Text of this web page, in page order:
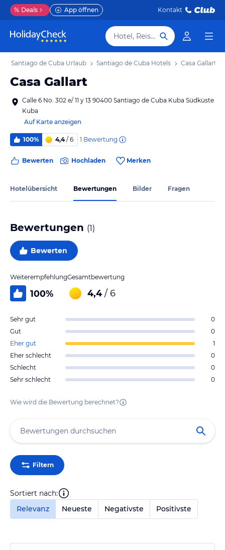
% Deals App öffnen Kontakt
Hotel, Reiseziel
Santiago de Cuba Urlaub Santiago de Cuba Hotels Casa Gallart
Casa Gallart
Calle 6 No. 302 e/ 11 y 13 90400 Santiago de Cuba Kuba Südküste
Kuba
Auf Karte anzeigen
100% 4,4/ 6 1 Bewertung
Bewerten Hochladen Merken
Hotelübersicht Bewertungen Bilder Fragen
Bewertungen (1)
Bewerten
Weiterempfehlung
100%
Gesamtbewertung
4,4 / 6
Sehr gut
0
Gut
0
Eher gut
1
Eher schlecht
0
Schlecht
0
Sehr schlecht
0
Wie wird die Bewertung berechnet?
Filtern
Sortiert nach:
Relevanz
Neueste Negativste Positivste